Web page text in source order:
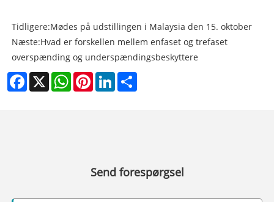
Tidligere:Mødes på udstillingen i Malaysia den 15. oktober
Næste:Hvad er forskellen mellem enfaset og trefaset
overspænding og underspændingsbeskyttere
Facebook
X WhatsAppPinterestLinkedIn
Send forespørgsel